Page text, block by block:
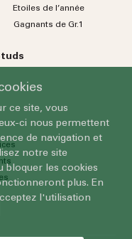
Etoiles de l’année
Gagnants de Gr.1
ce site, vous
ci nous permettent
de navigation et
notre site
bloquer les cookies
plus. En
l'utilisation